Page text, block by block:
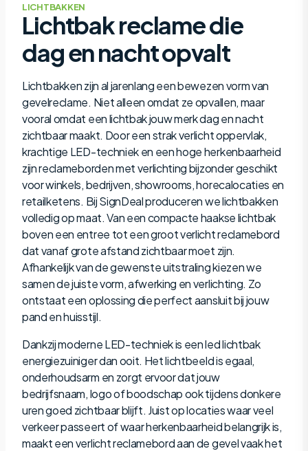
LICHTBAKKEN
Lichtbak reclame die
dag en nacht opvalt
Lichtbakken zijn al jarenlang een bewezen vorm van
gevelreclame. Niet alleen omdat ze opvallen, maar
vooral omdat een lichtbak jouw merk dag en nacht
zichtbaar maakt. Door een strak verlicht oppervlak,
krachtige LED-techniek en een hoge herkenbaarheid
zijn reclameborden met verlichting bijzonder geschikt
voor winkels, bedrijven, showrooms, horecalocaties en
retailketens. Bij SignDeal produceren we lichtbakken
volledig op maat. Van een compacte haakse lichtbak
boven een entree tot een groot verlicht reclamebord
dat vanaf grote afstand zichtbaar moet zijn.
Afhankelijk van de gewenste uitstraling kiezen we
samen de juiste vorm, afwerking en verlichting. Zo
ontstaat een oplossing die perfect aansluit bij jouw
pand en huisstijl.
Dankzij moderne LED-techniek is een led lichtbak
energiezuiniger dan ooit. Het lichtbeeld is egaal,
onderhoudsarm en zorgt ervoor dat jouw
bedrijfsnaam, logo of boodschap ook tijdens donkere
uren goed zichtbaar blijft. Juist op locaties waar veel
verkeer passeert of waar herkenbaarheid belangrijk is,
maakt een verlicht reclamebord aan de gevel vaak het